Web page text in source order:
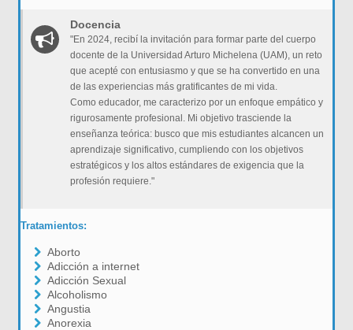
Docencia
"En 2024, recibí la invitación para formar parte del cuerpo
docente de la Universidad Arturo Michelena (UAM), un reto
que acepté con entusiasmo y que se ha convertido en una
de las experiencias más gratificantes de mi vida.
Como educador, me caracterizo por un enfoque empático y
rigurosamente profesional. Mi objetivo trasciende la
enseñanza teórica: busco que mis estudiantes alcancen un
aprendizaje significativo, cumpliendo con los objetivos
estratégicos y los altos estándares de exigencia que la
profesión requiere."
Tratamientos:
Aborto
Adicción a internet
Adicción Sexual
Alcoholismo
Angustia
Anorexia